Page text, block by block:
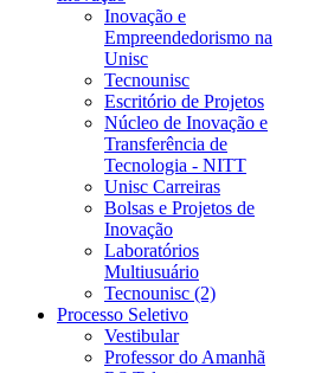
Inovação e
Empreendedorismo na
Unisc
Tecnounisc
Escritório de Projetos
Núcleo de Inovação e
Transferência de
Tecnologia - NITT
Unisc Carreiras
Bolsas e Projetos de
Inovação
Laboratórios
Multiusuário
Tecnounisc (2)
Processo Seletivo
Vestibular
Professor do Amanhã